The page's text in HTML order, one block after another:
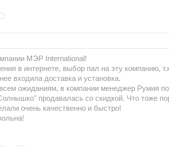
МЭР International!
в интернете, выбор пал на эту компанию,
входила доставка и установка.
всем ожиданиям, в компании менеджер Румия
продавалась со скидкой. Что тоже
очень качественно и быстро!